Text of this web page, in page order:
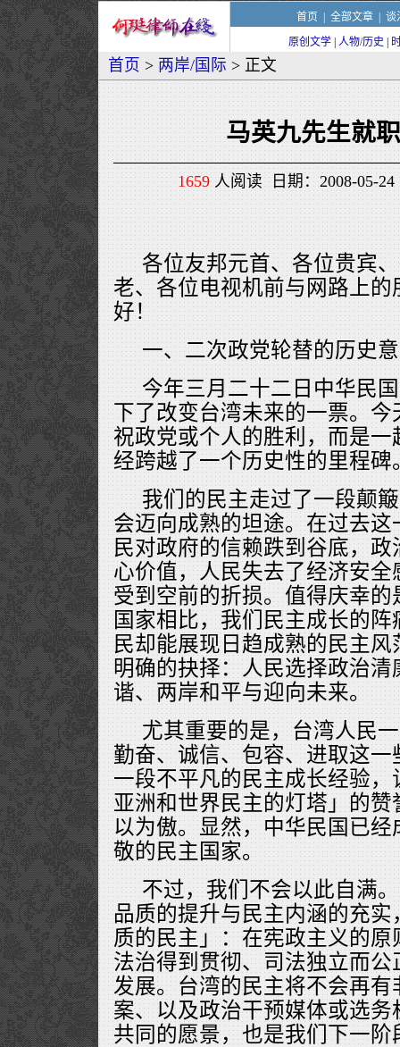
首页 全部文章| 谈
原创文学 人物/历史
首页 > 两岸/国际 > 正文
马英九先生就
1659人阅读 日期：2008-05-24
各位友邦元首、各位贵宾
老、各位电视机前与网路上
好！
一、二次政党轮替的历史
今年三月二十二日中华民
下了改变台湾未来的一票。
祝政党或个人的胜利，而是
经跨越了一个历史性的里程碑
我们的民主走过了一段颠
会迈向成熟的坦途。在过去
民对政府的信赖跌到谷底，
心价值，人民失去了经济安
受到空前的折损。值得庆幸
国家相比，我们民主成长的
民却能展现日趋成熟的民主
明确的抉择：人民选择政治
谐、两岸和平与迎向未来。
尤其重要的是，台湾人民
勤奋、诚信、包容、进取这
一段不平凡的民主成长经验
亚洲和世界民主的灯塔」的
以为傲。显然，中华民国已
敬的民主国家。
不过，我们不会以此自满
品质的提升与民主内涵的充
质的民主」：在宪政主义的
法治得到贯彻、司法独立而
发展。台湾的民主将不会再
案、以及政治干预媒体或选
共同的愿景，也是我们下一